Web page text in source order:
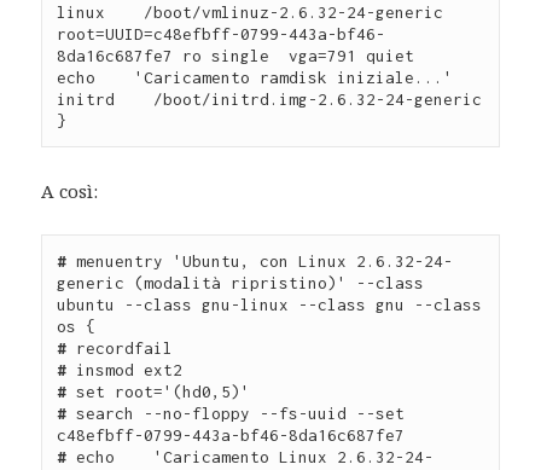
linux    /boot/vmlinuz-2.6.32-24-generic
root=UUID=c48efbff-0799-443a-bf46-
8da16c687fe7 ro single  vga=791 quiet
echo    'Caricamento ramdisk iniziale...'
initrd    /boot/initrd.img-2.6.32-24-generic
}
A così:
# menuentry 'Ubuntu, con Linux 2.6.32-24-
generic (modalità ripristino)' --class
ubuntu --class gnu-linux --class gnu --class
#
#
#
# search --no-floppy --fs-uuid --set
# echo    'Caricamento Linux 2.6.32-24-